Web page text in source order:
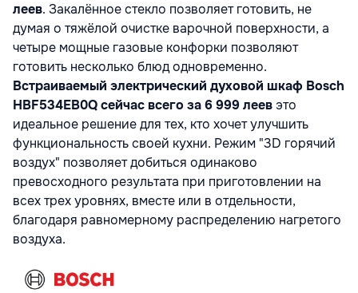
леев. Закалённое стекло позволяет готовить, не
думая о тяжёлой очистке варочной поверхности, а
четыре мощные газовые конфорки позволяют
готовить несколько блюд одновременно.
Встраиваемый электрический духовой шкаф Bosch
HBF534EB0Qсейчас всего за6 999 леевэто
идеальное решение для тех, кто хочет улучшить
функциональность своей кухни. Режим "3D горячий
воздух" позволяет добиться одинаково
превосходного результата при приготовлении на
всех трех уровнях, вместе или в отдельности,
благодаря равномерному распределению нагретого
воздуха.